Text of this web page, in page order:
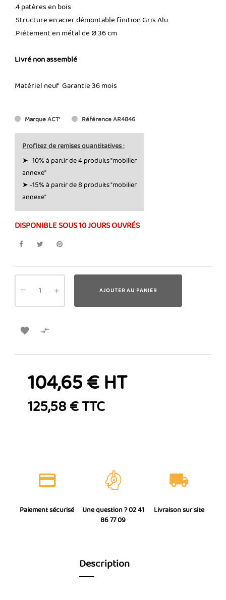
.4 patères en bois
.Structure en acier démontable finition Gris Alu
.Piétement en métal de Ø 36 cm
Livré non assemblé
Matériel neuf Garantie 36 mois
MarqueACT' RéférenceAR4846
Profitez de remises quantitatives :
➤ -10% à partir de 4 produits "mobilier
annexe"
➤ -15% à partir de 8 produits "mobilier
annexe"
DISPONIBLE SOUS 10 JOURS OUVRÉS
AJOUTER AU PANIER
 
104,65 € HT
125,58 € TTC
Paiement sécurisé
Une question ? 02 41
86 77 09
Livraison sur site
Description